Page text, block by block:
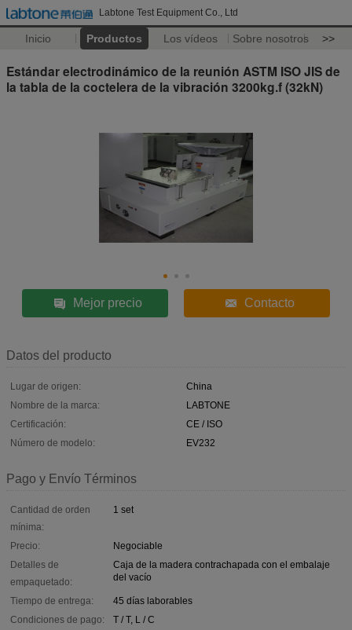
Labtone Test Equipment Co., Ltd
Inicio Productos Los vídeos Sobre nosotros >>
Estándar electrodinámico de la reunión ASTM ISO JIS de
la tabla de la coctelera de la vibración 3200kg.f (32kN)
Mejor precio Contacto
Datos del producto
Lugar de origen:
China
Nombre de la marca:
LABTONE
Certificación:
CE / ISO
Número de modelo:
EV232
Pago y Envío Términos
Cantidad de orden
mínima:
1 set
Precio:
Negociable
Detalles de
empaquetado:
Caja de la madera contrachapada con el embalaje
del vacío
Tiempo de entrega:
45 días laborables
Condiciones de pago:
T / T, L / C